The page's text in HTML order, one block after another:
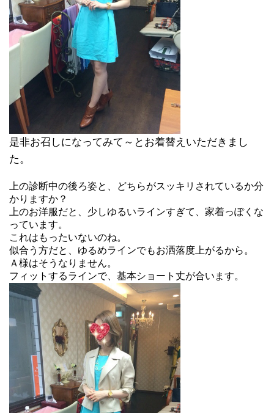
是非お召しになってみて～とお着替えいただきまし
た。
上の診断中の後ろ姿と、どちらがスッキリされているか分
かりますか？
上のお洋服だと、少しゆるいラインすぎて、家着っぽくな
っています。
これはもったいないのね。
似合う方だと、ゆるめラインでもお洒落度上がるから。
Ａ様はそうなりません。
フィットするラインで、基本ショート丈が合います。